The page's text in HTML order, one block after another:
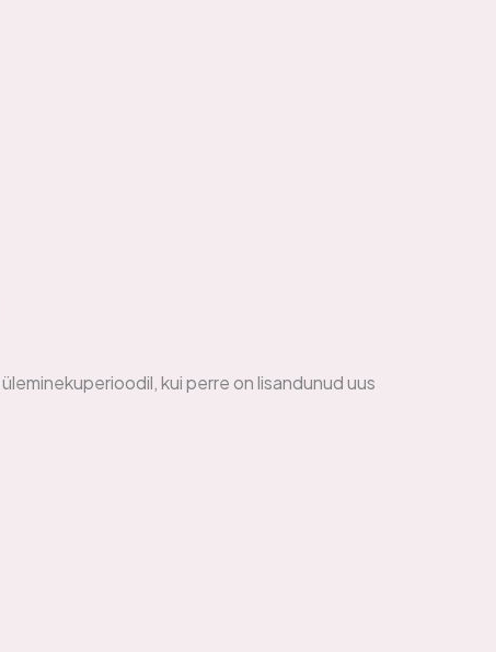
kui perre on lisandunud uus